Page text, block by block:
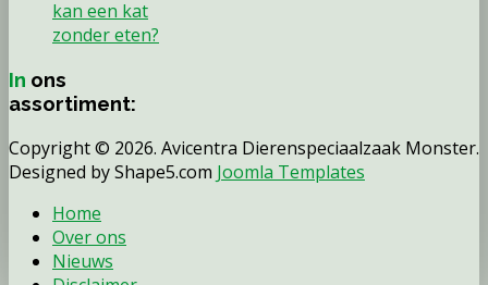
kan een kat
zonder eten?
In ons
assortiment:
Copyright © 2026. Avicentra Dierenspeciaalzaak Monster.
Designed by Shape5.com Joomla Templates
Home
Over ons
Nieuws